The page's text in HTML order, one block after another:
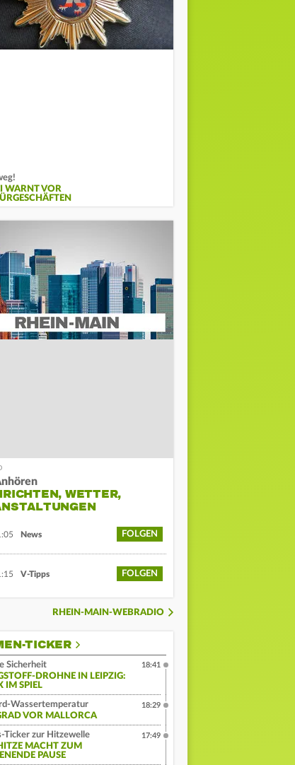
WARNT VOR
WETTER,
News FOLGEN
V-Tipps FOLGEN
RHEIN-MAIN-WEBRADIO
TICKER
Sicherheit
DROHNE IN LEIPZIG:
IM SPIEL
18:41
Wassertemperatur
VOR MALLORCA
18:29
Ticker zur Hitzewelle
MACHT ZUM
PAUSE
17:49